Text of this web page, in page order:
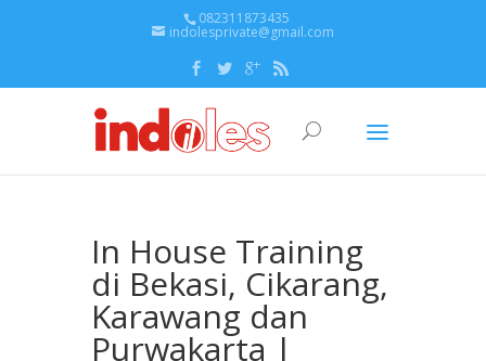
082311873435
indolesprivate@gmail.com
In House Training
di Bekasi, Cikarang,
Karawang dan
Purwakarta |